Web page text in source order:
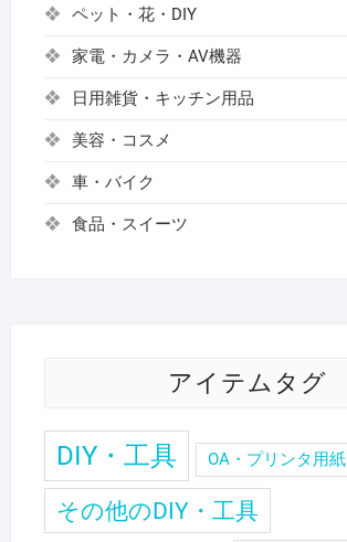
ペット・花・DIY
家電・カメラ・AV機器
日用雑貨・キッチン用品
美容・コスメ
車・バイク
食品・スイーツ
アイテムタグ
DIY・工具 OA・プリンタ用紙
その他のDIY・工具